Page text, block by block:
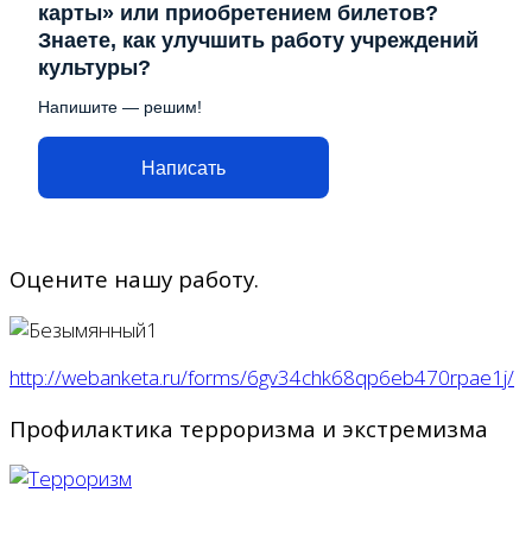
карты» или приобретением билетов?
Знаете, как улучшить работу учреждений
культуры?
Напишите — решим!
Написать
Оцените нашу работу.
http://webanketa.ru/forms/6gv34chk68qp6eb470rpae1j/
Профилактика терроризма и экстремизма